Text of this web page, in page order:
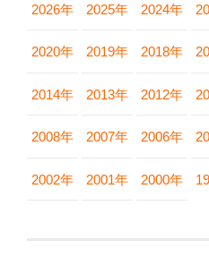
2026年 2025年 2024年
2020年 2019年 2018年
2014年 2013年 2012年
2008年 2007年 2006年
2002年 2001年 2000年